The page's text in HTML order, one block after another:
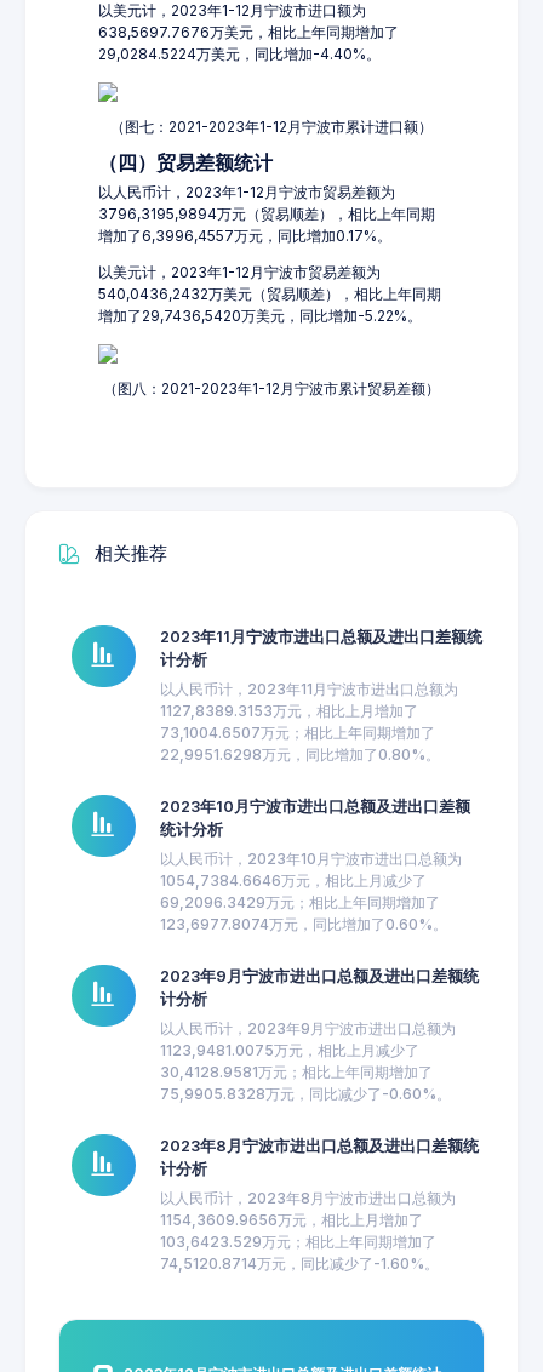
以美元计，2023年1-12月宁波市进口额为
638,5697.7676万美元，相比上年同期增加了
29,0284.5224万美元，同比增加-4.40%。
（图七：2021-2023年1-12月宁波市累计进口额）
（四）贸易差额统计
以人民币计，2023年1-12月宁波市贸易差额为
3796,3195,9894万元（贸易顺差），相比上年同期
增加了6,3996,4557万元，同比增加0.17%。
以美元计，2023年1-12月宁波市贸易差额为
540,0436,2432万美元（贸易顺差），相比上年同期
增加了29,7436,5420万美元，同比增加-5.22%。
（图八：2021-2023年1-12月宁波市累计贸易差额）
相关推荐
2023年11月宁波市进出口总额及进出口差额统
计分析
以人民币计，2023年11月宁波市进出口总额为
1127,8389.3153万元，相比上月增加了
73,1004.6507万元；相比上年同期增加了
22,9951.6298万元，同比增加了0.80%。
2023年10月宁波市进出口总额及进出口差额
统计分析
以人民币计，2023年10月宁波市进出口总额为
1054,7384.6646万元，相比上月减少了
69,2096.3429万元；相比上年同期增加了
123,6977.8074万元，同比增加了0.60%。
2023年9月宁波市进出口总额及进出口差额统
计分析
以人民币计，2023年9月宁波市进出口总额为
1123,9481.0075万元，相比上月减少了
30,4128.9581万元；相比上年同期增加了
75,9905.8328万元，同比减少了-0.60%。
2023年8月宁波市进出口总额及进出口差额统
计分析
以人民币计，2023年8月宁波市进出口总额为
1154,3609.9656万元，相比上月增加了
103,6423.529万元；相比上年同期增加了
74,5120.8714万元，同比减少了-1.60%。